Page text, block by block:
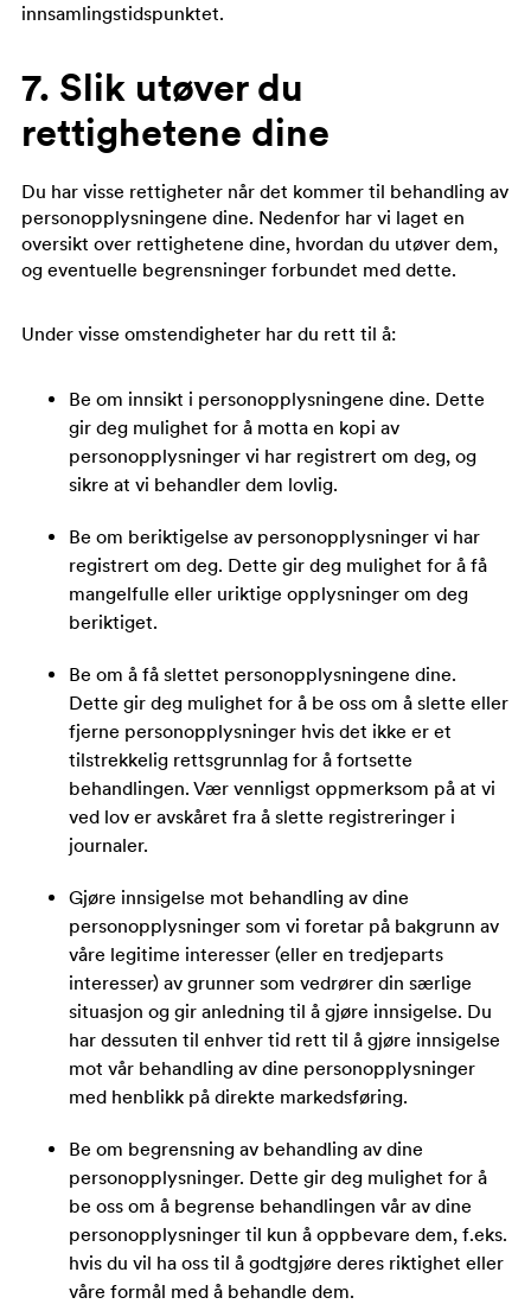
innsamlingstidspunktet.
7. Slik utøver du
rettighetene dine
Du har visse rettigheter når det kommer til behandling av
personopplysningene dine. Nedenfor har vi laget en
oversikt over rettighetene dine, hvordan du utøver dem,
og eventuelle begrensninger forbundet med dette.
Under visse omstendigheter har du rett til å:
Be om innsikt i personopplysningene dine. Dette
gir deg mulighet for å motta en kopi av
personopplysninger vi har registrert om deg, og
sikre at vi behandler dem lovlig.
Be om beriktigelse av personopplysninger vi har
registrert om deg. Dette gir deg mulighet for å få
mangelfulle eller uriktige opplysninger om deg
beriktiget.
Be om å få slettet personopplysningene dine.
Dette gir deg mulighet for å be oss om å slette eller
fjerne personopplysninger hvis det ikke er et
tilstrekkelig rettsgrunnlag for å fortsette
behandlingen. Vær vennligst oppmerksom på at vi
ved lov er avskåret fra å slette registreringer i
journaler.
Gjøre innsigelse mot behandling av dine
personopplysninger som vi foretar på bakgrunn av
våre legitime interesser (eller en tredjeparts
interesser) av grunner som vedrører din særlige
situasjon og gir anledning til å gjøre innsigelse. Du
har dessuten til enhver tid rett til å gjøre innsigelse
mot vår behandling av dine personopplysninger
med henblikk på direkte markedsføring.
Be om begrensning av behandling av dine
personopplysninger. Dette gir deg mulighet for å
be oss om å begrense behandlingen vår av dine
personopplysninger til kun å oppbevare dem, f.eks.
hvis du vil ha oss til å godtgjøre deres riktighet eller
våre formål med å behandle dem.